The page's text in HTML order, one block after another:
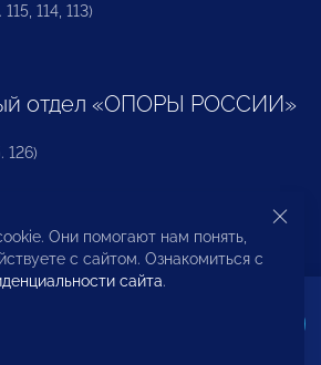
114, 113)
отдел «ОПОРЫ РОССИИ»
126)
прав предпринимателей и
Они помогают нам понять,
с сайтом. Ознакомиться с
сайта.